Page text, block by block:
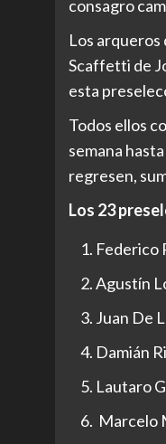
consagro
Los
Scaffetti de
esta
Todos ellos
semana
regresen,
Los 23
Federico
Agustín
Juan De
Damián
Lautaro
Marcelo